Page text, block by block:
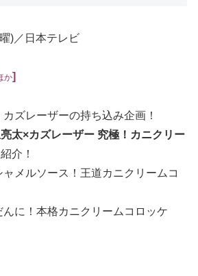
) ／日本テレビ
か]
ズレーザーの持ち込み企画！
太×カズレーザー 究極！カニクリー
介！
メルソース！王道カニクリームコ
に！本格カニクリームコロッケ